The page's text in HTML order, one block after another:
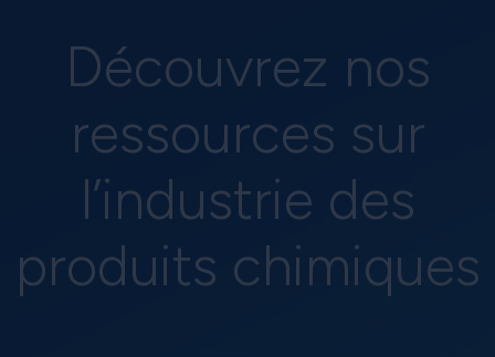
Découvrez nos
ressources sur
l’industrie des
produits chimiques